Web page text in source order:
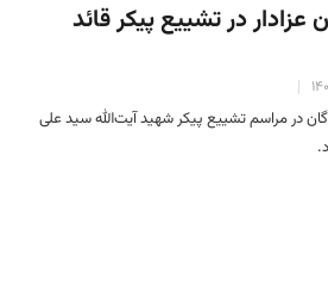
۷ میلیون عزادار در تشییع پیکر قائد
در مراسم تشییع پیکر شهید آیت‌الله سید علی